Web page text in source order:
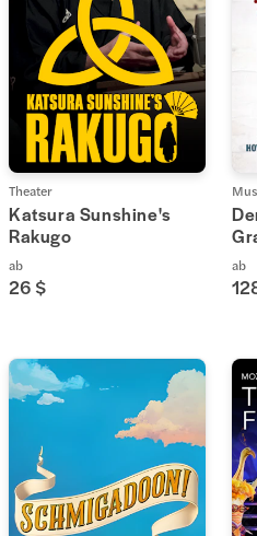
Theater
Katsura Sunshine's
Rakugo
ab
26 $
ab